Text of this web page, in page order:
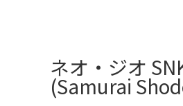
ネオ・ジオ
(Samurai